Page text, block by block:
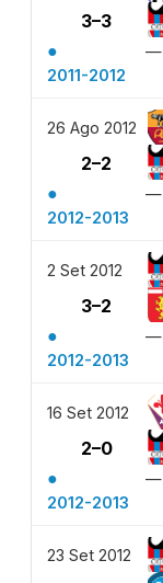
3–3
●
—
2011-2012
26 Ago 2012
2–2
●
—
2012-2013
2 Set 2012
3–2
●
—
2012-2013
16 Set 2012
2–0
●
—
2012-2013
23 Set 2012